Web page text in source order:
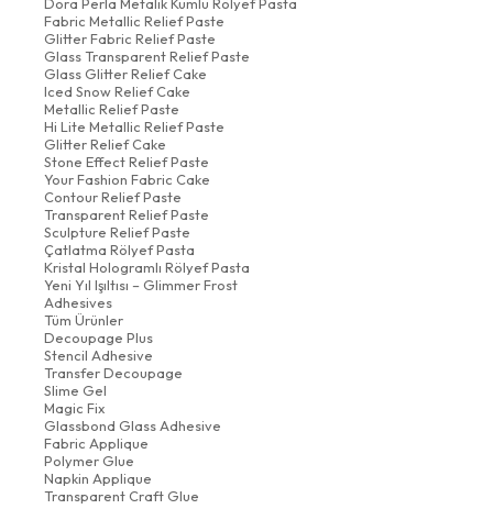
Dora Perla Metalik Kumlu Rölyef Pasta
Fabric Metallic Relief Paste
Glitter Fabric Relief Paste
Glass Transparent Relief Paste
Glass Glitter Relief Cake
Iced Snow Relief Cake
Metallic Relief Paste
Hi Lite Metallic Relief Paste
Glitter Relief Cake
Stone Effect Relief Paste
Your Fashion Fabric Cake
Contour Relief Paste
Transparent Relief Paste
Sculpture Relief Paste
Çatlatma Rölyef Pasta
Kristal Hologramlı Rölyef Pasta
Yeni Yıl Işıltısı – Glimmer Frost
Adhesives
Tüm Ürünler
Decoupage Plus
Stencil Adhesive
Transfer Decoupage
Slime Gel
Magic Fix
Glassbond Glass Adhesive
Fabric Applique
Polymer Glue
Napkin Applique
Transparent Craft Glue